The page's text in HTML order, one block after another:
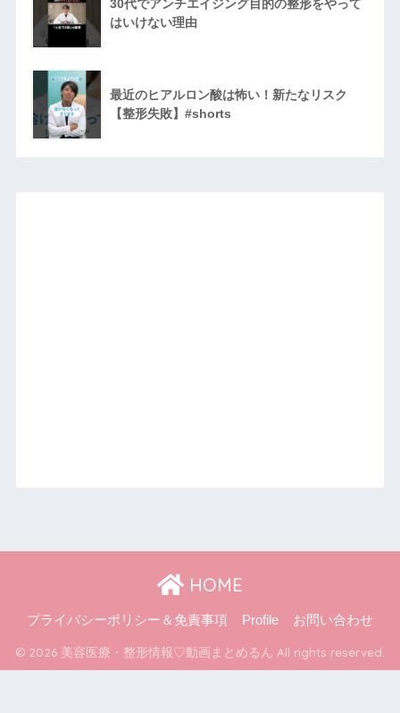
30代でアンチエイジング目的の整形をやって
はいけない理由
最近のヒアルロン酸は怖い！新たなリスク
【整形失敗】#shorts
HOME
プライバシーポリシー＆免責事項 Profile お問い合わせ
© 2026 美容医療・整形情報♡動画まとめるん All rights reserved.